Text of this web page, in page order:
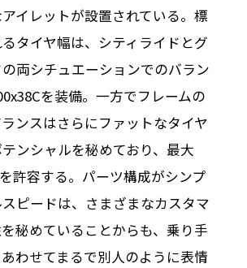
イレットが設置されている。標
タイヤ幅は、シティライドとグ
両シチュエーションでのバラン
を装備。一方でフレームの
ンスはさらにファットなタイヤ
ンシャルを秘めており、最大
許容する。パーツ構成がシンプ
ピードは、さまざまなカスタマ
秘めていることからも、乗り手
わせてまるで別人のように表情